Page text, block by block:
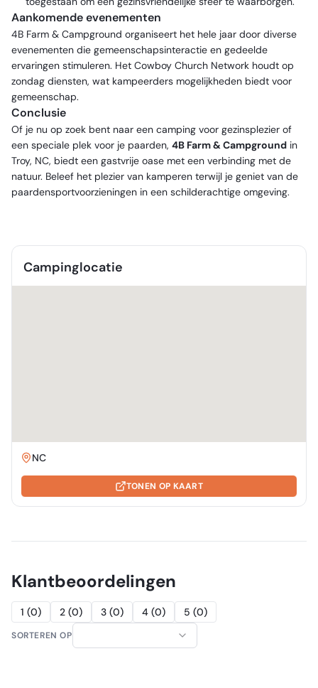
Aankomende evenementen
4B Farm & Campground organiseert het hele jaar door diverse
evenementen die gemeenschapsinteractie en gedeelde
ervaringen stimuleren. Het Cowboy Church Network houdt op
zondag diensten, wat kampeerders mogelijkheden biedt voor
gemeenschap.
Conclusie
Of je nu op zoek bent naar een camping voor gezinsplezier of
een speciale plek voor je paarden, 4B Farm & Campground in
Troy, NC, biedt een gastvrije oase met een verbinding met de
natuur. Beleef het plezier van kamperen terwijl je geniet van de
paardensportvoorzieningen in een schilderachtige omgeving.
Campinglocatie
NC
TONEN OP KAART
Klantbeoordelingen
1 (0) 2 (0) 3 (0) 4 (0) 5 (0)
SORTEREN OP